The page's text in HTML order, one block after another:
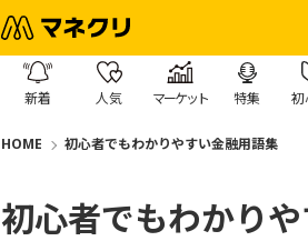
新着 人気 マーケット 特集 初
HOME 初心者でもわかりやすい金融用語集
初心者でもわかり